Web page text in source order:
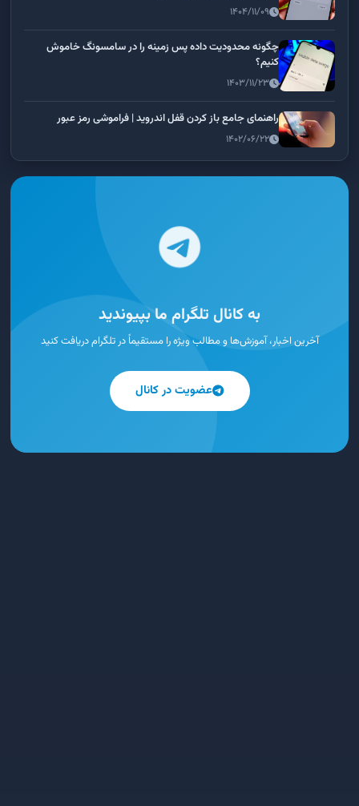
۱۴۰۴/۱۱/۰۹
چگونه محدودیت داده پس زمینه را در سامسونگ خاموش
کنیم؟
۱۴۰۳/۱۱/۲۳
راهنمای جامع باز کردن قفل اندروید | فراموشی رمز عبور
۱۴۰۲/۰۶/۲۲
به کانال تلگرام ما بپیوندید
آخرین اخبار، آموزش‌ها و مطالب ویژه را مستقیماً در تلگرام دریافت کنید
عضویت در کانال